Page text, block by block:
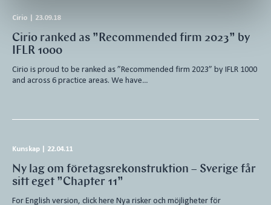
Cirio 23.09.18
Cirio ranked as ”Recommended firm 2023” by
IFLR 1000
Cirio is proud to be ranked as ”Recommended firm 2023” by IFLR 1000
and across 6 practice areas. We have…
Kunskap 22.04.11
Ny lag om företagsrekonstruktion – Sverige får
sitt eget ”Chapter 11”
For English version, click here Nya risker och möjligheter för